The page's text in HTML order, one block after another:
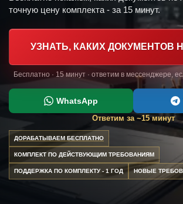
точную цену комплекта - за 15 минут.
УЗНАТЬ, КАКИХ ДОКУМЕНТОВ
Бесплатно · 15 минут · ответим в мессенджере,
WhatsApp
Ответим за ~15 минут
ДОРАБАТЫВАЕМ БЕСПЛАТНО
КОМПЛЕКТ ПО ДЕЙСТВУЮЩИМ ТРЕБОВАНИЯМ
ПОДДЕРЖКА ПО КОМПЛЕКТУ - 1 ГОД НОВЫЕ